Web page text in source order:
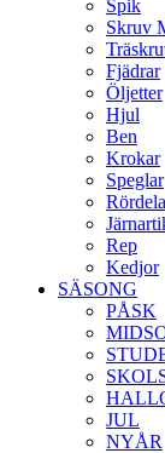
Spik
Skruv
Fjädrar
Öljetter
Hjul
Ben
Krokar
Speglar
Rep
Kedjor
SÄSONG
PÅSK
JUL
NYÅR